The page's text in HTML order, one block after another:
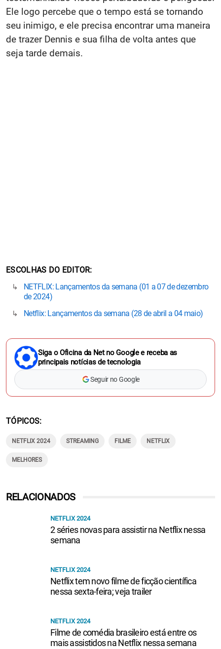
Ele logo percebe que o tempo está se tornando
seu inimigo, e ele precisa encontrar uma maneira
de trazer Dennis e sua filha de volta antes que
seja tarde demais.
ESCOLHAS DO EDITOR
NETFLIX: Lançamentos da semana (01 a 07 de dezembro
de 2024)
Netflix: Lançamentos da semana (28 de abril a 04 maio)
Siga o Oficina da Net no Google e receba as
principais notícias de tecnologia
Seguir no Google
TÓPICOS
NETFLIX 2024 STREAMING FILME NETFLIX
MELHORES
RELACIONADOS
NETFLIX 2024
2 séries novas para assistir na Netflix nessa
semana
NETFLIX 2024
Netflix tem novo filme de ficção científica
nessa sexta-feira; veja trailer
NETFLIX 2024
Filme de comédia brasileiro está entre os
mais assistidos na Netflix nessa semana